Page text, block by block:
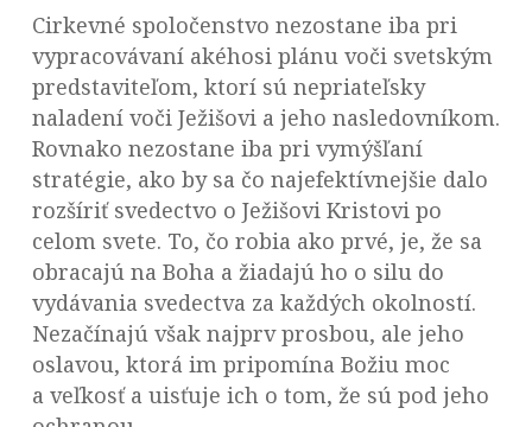
Cirkevné spoločenstvo nezostane iba pri
vypracovávaní akéhosi plánu voči svetským
predstaviteľom, ktorí sú nepriateľsky
naladení voči Ježišovi a jeho nasledovníkom.
Rovnako nezostane iba pri vymýšľaní
stratégie, ako by sa čo najefektívnejšie dalo
rozšíriť svedectvo o Ježišovi Kristovi po
celom svete. To, čo robia ako prvé, je, že sa
obracajú na Boha a žiadajú ho o silu do
vydávania svedectva za každých okolností.
Nezačínajú však najprv prosbou, ale jeho
oslavou, ktorá im pripomína Božiu moc
a veľkosť a uisťuje ich o tom, že sú pod jeho